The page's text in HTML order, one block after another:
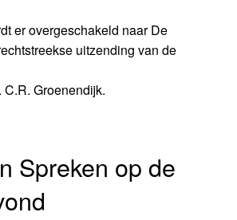
er overgeschakeld naar De
uitzending van de
Groenendijk.
Spreken op de